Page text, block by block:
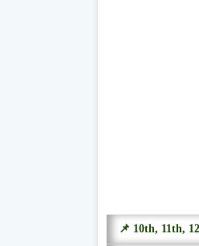
📌 10th, 11th,